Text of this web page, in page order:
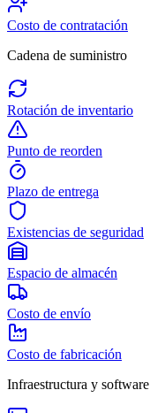
Costo de contratación
Cadena de suministro
Rotación de inventario
Punto de reorden
Plazo de entrega
Existencias de seguridad
Espacio de almacén
Costo de envío
Costo de fabricación
Infraestructura y software